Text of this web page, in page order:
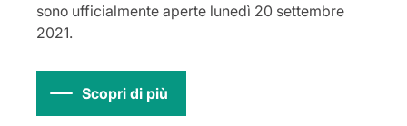
sono ufficialmente aperte lunedì 20 settembre
2021.
Scopri di più